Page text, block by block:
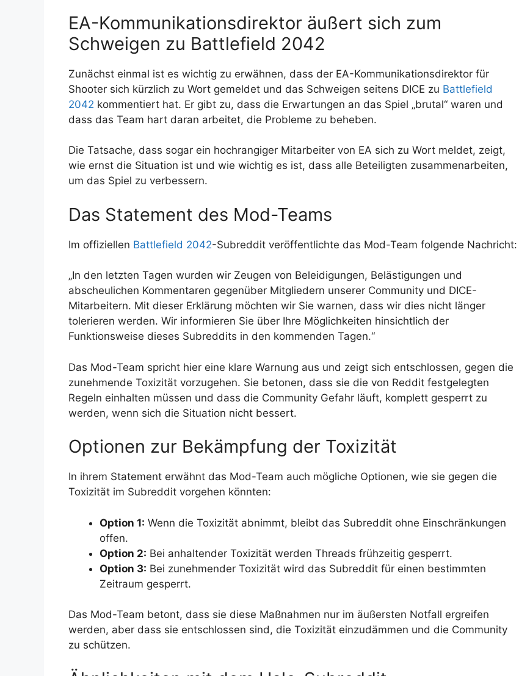
EA-Kommunikationsdirektor äußert sich zum
Schweigen zu Battlefield 2042
Zunächst einmal ist es wichtig zu erwähnen, dass der EA-Kommunikationsdirektor für
Shooter sich kürzlich zu Wort gemeldet und das Schweigen seitens DICE zu Battlefield
2042 kommentiert hat. Er gibt zu, dass die Erwartungen an das Spiel „brutal“ waren und
dass das Team hart daran arbeitet, die Probleme zu beheben.
Die Tatsache, dass sogar ein hochrangiger Mitarbeiter von EA sich zu Wort meldet, zeigt,
wie ernst die Situation ist und wie wichtig es ist, dass alle Beteiligten zusammenarbeiten,
um das Spiel zu verbessern.
Das Statement des Mod-Teams
Im offiziellen Battlefield 2042-Subreddit veröffentlichte das Mod-Team folgende Nachricht:
„In den letzten Tagen wurden wir Zeugen von Beleidigungen, Belästigungen und
abscheulichen Kommentaren gegenüber Mitgliedern unserer Community und DICE-
Mitarbeitern. Mit dieser Erklärung möchten wir Sie warnen, dass wir dies nicht länger
tolerieren werden. Wir informieren Sie über Ihre Möglichkeiten hinsichtlich der
Funktionsweise dieses Subreddits in den kommenden Tagen.“
Das Mod-Team spricht hier eine klare Warnung aus und zeigt sich entschlossen, gegen die
zunehmende Toxizität vorzugehen. Sie betonen, dass sie die von Reddit festgelegten
Regeln einhalten müssen und dass die Community Gefahr läuft, komplett gesperrt zu
werden, wenn sich die Situation nicht bessert.
Optionen zur Bekämpfung der Toxizität
In ihrem Statement erwähnt das Mod-Team auch mögliche Optionen, wie sie gegen die
Toxizität im Subreddit vorgehen könnten:
Option 1: Wenn die Toxizität abnimmt, bleibt das Subreddit ohne Einschränkungen
offen.
Option 2: Bei anhaltender Toxizität werden Threads frühzeitig gesperrt.
Option 3: Bei zunehmender Toxizität wird das Subreddit für einen bestimmten
Zeitraum gesperrt.
Das Mod-Team betont, dass sie diese Maßnahmen nur im äußersten Notfall ergreifen
werden, aber dass sie entschlossen sind, die Toxizität einzudämmen und die Community
zu schützen.